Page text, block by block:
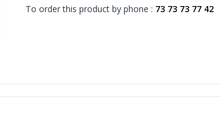
To order this product by phone : 73 73 73 77 42